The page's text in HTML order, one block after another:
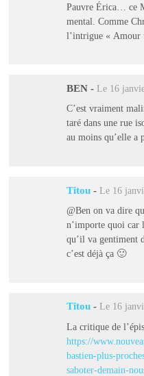
Pauvre Érica… ce
mental. Comme
l’intrigue « Amour
BEN - Le 16
C’est vraiment
taré dans une rue
au moins qu’elle a
Titou - Le 16
@Ben on va dire
n’importe quoi car
qu’il va gentiment
c’est déjà ça 🙂
Titou - Le 16
La critique de
https://
bastien-plus-
saboter-demain-